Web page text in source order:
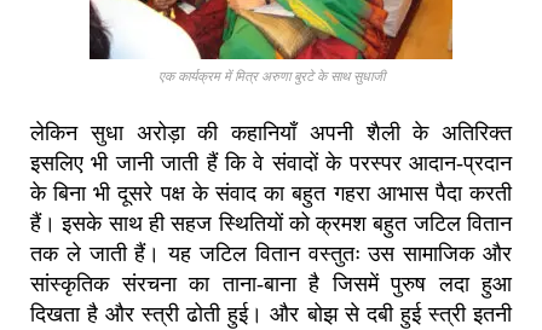
एक कार्यक्रम में मित्र अरुणा बुरटे के साथ सुधाजी
लेकिन सुधा अरोड़ा की कहानियाँ अपनी शैली के अतिरिक्त
इसलिए भी जानी जाती हैं कि वे संवादों के परस्पर आदान-प्रदान
के बिना भी दूसरे पक्ष के संवाद का बहुत गहरा आभास पैदा करती
हैं। इसके साथ ही सहज स्थितियों को क्रमश बहुत जटिल वितान
तक ले जाती हैं। यह जटिल वितान वस्तुतः उस सामाजिक और
सांस्कृतिक संरचना का ताना-बाना है जिसमें पुरुष लदा हुआ
दिखता है और स्त्री ढोती हुई। और बोझ से दबी हुई स्त्री इतनी